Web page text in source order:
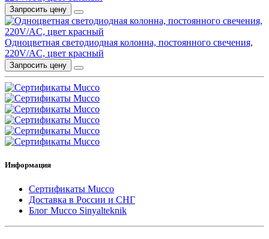
Запросить цену
Одноцветная светодиодная колонна, постоянного свечения,
220V/AC, цвет красный
Запросить цену
Информация
Сертификаты Mucco
Доставка в России и СНГ
Блог Mucco Sinyalteknik